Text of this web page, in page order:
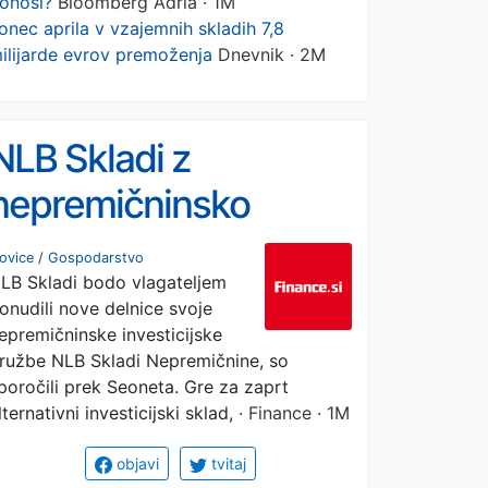
aprila v vzajemnih skladih 7,8
evrov premoženja Dnevnik · 2M
Skladi z
na borzo
/ Gospodarstvo
Skladi bodo vlagateljem
nove delnice svoje
investicijske
NLB Skladi Nepremičnine, so
prek Seoneta. Gre za zaprt
investicijski sklad, · Finance · 1M
objavi tvitaj